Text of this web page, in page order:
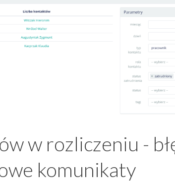
w rozliczeniu -
komunikaty